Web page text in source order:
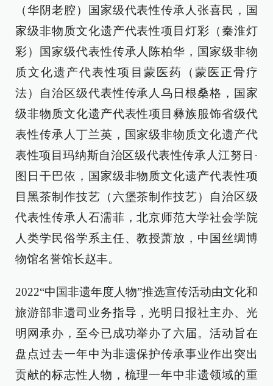
（华阴老腔）国家级代表性传承人张喜民，国
家级非物质文化遗产代表性项目灯彩（秦淮灯
彩）国家级代表性传承人陈柏华，国家级非物
质文化遗产代表性项目蒙医药（蒙医正骨疗
法）自治区级代表性传承人乌日根桑格，国家
级非物质文化遗产代表性项目彝族服饰省级代
表性传承人丁兰英，国家级非物质文化遗产代
表性项目玛纳斯自治区级代表性传承人江努日·
图日干巴依，国家级非物质文化遗产代表性项
目黑茶制作技艺（六堡茶制作技艺）自治区级
代表性传承人石濡菲，北京师范大学社会学院
人类学民俗学系主任、教授萧放，中国丝绸博
物馆名誉馆长赵丰。
2022“中国非遗年度人物”推选宣传活动由文化和
旅游部非遗司业务指导，光明日报社主办、光
明网承办，至今已成功举办了六届。活动旨在
盘点过去一年中为非遗保护传承事业作出突出
贡献的标志性人物，梳理一年中非遗领域的重